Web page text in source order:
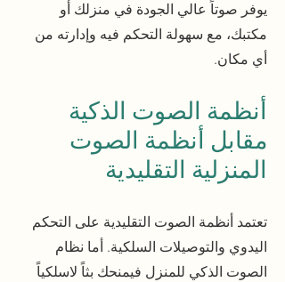
يوفر صوتاً عالي الجودة في منزلك أو
مكتبك، مع سهولة التحكم فيه وإدارته من
أي مكان.
أنظمة الصوت الذكية
مقابل أنظمة الصوت
المنزلية التقليدية
تعتمد أنظمة الصوت التقليدية على التحكم
اليدوي والتوصيلات السلكية. أما نظام
الصوت الذكي للمنزل فيمنحك بثاً لاسلكياً